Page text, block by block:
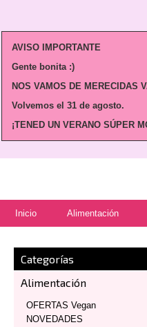
AVISO IMPORTANTE
Gente bonita :)
NOS VAMOS DE MERECIDAS
Volvemos el 31 de agosto.
¡TENED UN VERANO SÚPER
Inicio Alimentación
Categorías
Alimentación
OFERTAS Vegan
NOVEDADES